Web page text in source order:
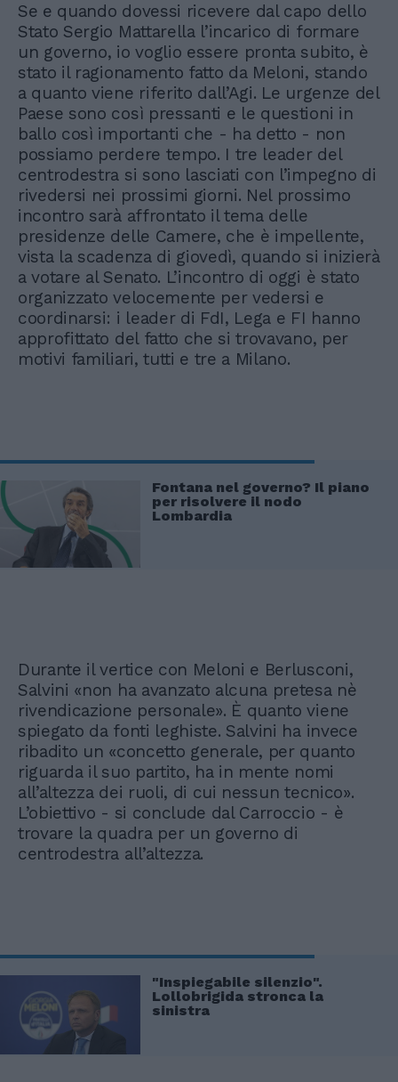
Se e quando dovessi ricevere dal capo dello
Stato Sergio Mattarella l’incarico di formare
un governo, io voglio essere pronta subito, è
stato il ragionamento fatto da Meloni, stando
a quanto viene riferito dall’Agi. Le urgenze del
Paese sono così pressanti e le questioni in
ballo così importanti che - ha detto - non
possiamo perdere tempo. I tre leader del
centrodestra si sono lasciati con l’impegno di
rivedersi nei prossimi giorni. Nel prossimo
incontro sarà affrontato il tema delle
presidenze delle Camere, che è impellente,
vista la scadenza di giovedì, quando si inizierà
a votare al Senato. L’incontro di oggi è stato
organizzato velocemente per vedersi e
coordinarsi: i leader di FdI, Lega e FI hanno
approfittato del fatto che si trovavano, per
motivi familiari, tutti e tre a Milano.
Fontana nel governo? Il piano
per risolvere il nodo
Lombardia
Durante il vertice con Meloni e Berlusconi,
Salvini «non ha avanzato alcuna pretesa nè
rivendicazione personale». È quanto viene
spiegato da fonti leghiste. Salvini ha invece
ribadito un «concetto generale, per quanto
riguarda il suo partito, ha in mente nomi
all’altezza dei ruoli, di cui nessun tecnico».
L’obiettivo - si conclude dal Carroccio - è
trovare la quadra per un governo di
centrodestra all’altezza.
"Inspiegabile silenzio".
Lollobrigida stronca la
sinistra